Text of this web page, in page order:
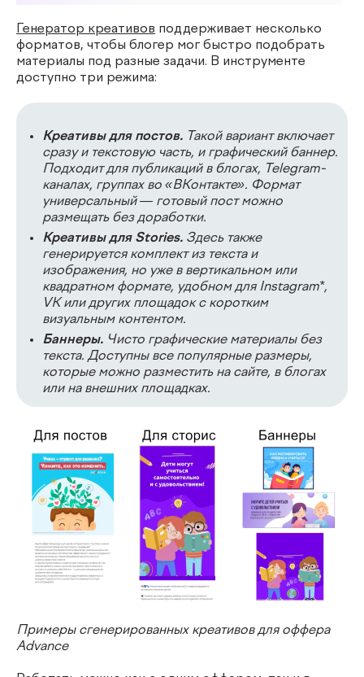
Генератор креативов поддерживает несколько
форматов, чтобы блогер мог быстро подобрать
материалы под разные задачи. В инструменте
доступно три режима:
Креативы для постов. Такой вариант включает
сразу и текстовую часть, и графический баннер.
Подходит для публикаций в блогах, Telegram-
каналах, группах во «ВКонтакте». Формат
универсальный — готовый пост можно
размещать без доработки.
Креативы для Stories. Здесь также
генерируется комплект из текста и
изображения, но уже в вертикальном или
квадратном формате, удобном для Instagram*,
VK или других площадок с коротким
визуальным контентом.
Баннеры. Чисто графические материалы без
текста. Доступны все популярные размеры,
которые можно разместить на сайте, в блогах
или на внешних площадках.
Примеры сгенерированных креативов для оффера
Advance